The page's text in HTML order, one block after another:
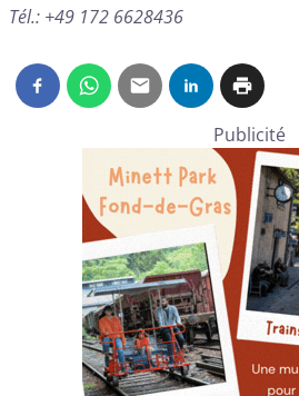
Tél.: +49 172 6628436
Publicité